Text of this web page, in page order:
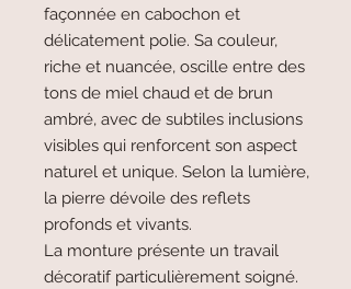
façonnée en cabochon et
délicatement polie. Sa couleur,
riche et nuancée, oscille entre des
tons de miel chaud et de brun
ambré, avec de subtiles inclusions
visibles qui renforcent son aspect
naturel et unique. Selon la lumière,
la pierre dévoile des reflets
profonds et vivants.
La monture présente un travail
décoratif particulièrement soigné.